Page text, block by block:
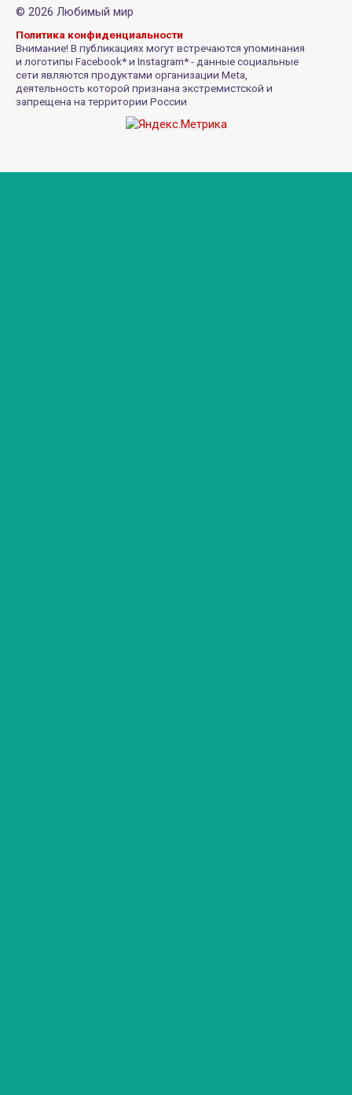
© 2026 Любимый мир
Политика конфиденциальности
Внимание! В публикациях могут встречаются упоминания
и логотипы Facebook* и Instagram* - данные социальные
сети являются продуктами организации Meta,
деятельность которой признана экстремистской и
запрещена на территории России